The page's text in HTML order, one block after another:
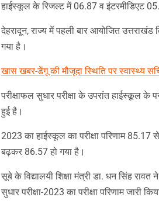
हाईस्कूल के रिजल्ट में 06.87 व इंटरमीडिएट
देहरादून, राज्य में पहली बार आयोजित उत्तराखंड
गया है।
खास खबर-डेंगू की मौजूदा स्थिति पर स्वास्थ्य
परीक्षाफल सुधार परीक्षा के उपरांत हाईस्कूल के
हुई है।
2023 का हाईस्कूल का परीक्षा परिणाम 85.17
बढ़कर 86.57 हो गया है।
सूबे के विद्यालयी शिक्षा मंत्री डा. धन सिंह रावत ने
सुधार परीक्षा-2023 का परीक्षा परिणाम जारी